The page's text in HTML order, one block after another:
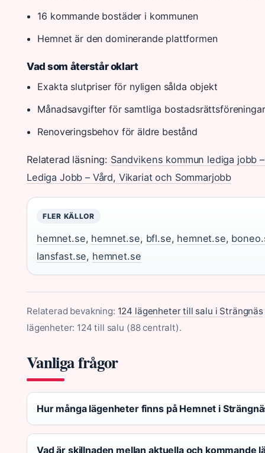
16 kommande bostäder i kommunen
Hemnet är den dominerande plattformen
Vad som återstår oklart
Exakta slutpriser för nyligen sålda objekt
Månadsavgifter för samtliga bostadsrättsföreningar
Renoveringsbehov för äldre bestånd
Relaterad läsning: Sandvikens kommun lediga jobb
Lediga Jobb – Vård, Vikariat och Sommarjobb
FLER KÄLLOR
hemnet.se, hemnet.se, bfl.se, hemnet.se,
lansfast.se, hemnet.se
Relaterad bevakning: 124 lägenheter till salu i Strängnäs
lägenheter: 124 till salu (88 centralt).
Vanliga frågor
Hur många lägenheter finns på Hemnet i
Vad är skillnaden mellan aktuella och kommande